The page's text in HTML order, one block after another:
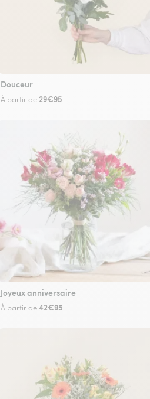
Douceur
À partir de 29€95
Joyeux anniversaire
À partir de42€95